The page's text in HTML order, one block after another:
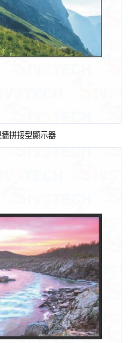
拼接型顯示器